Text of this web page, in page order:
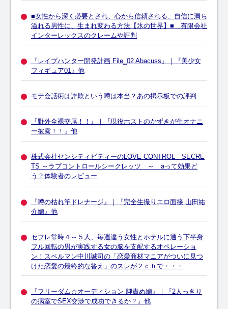
■女性から深く必要とされ、心から信頼される、自信に満ち
溢れる男性に、生まれ変わる方法【氷の世界】■ 有限会社
インターレックスのクレームや評判
『レイプハンター開発計画 File_02 Abacuss』｜『美少女
フィギュア01』他
モテ会話術は詐欺という噂は本当？あの掲示板での評判
『野外全裸交尾！！』｜『現役ホストのかずきが生オナニ
ー披露！！』他
株式会社センシティビティーのLOVE CONTROL SECRE
TS ～ラブコントロールシークレッツ ～ aって効果ど
う？体験者のレビュー
『噂の枯れ竿ドレナージ』｜『完全生撮りエロ面接 山田祐
介編』他
セフレ常時４～５人、毎週違う女性とホテルに通う下半身
フル回転の男が実践する女の脳を支配するオペレーショ
ン！スペルマン中川誠司の「恋愛商材マニアがついに見つ
けた恋愛の最終的な答え」のスレが２ｃｈで・・・
『フリーダム☆オーディション 脚責め編』｜『2人っきり
の病室でSEX交渉で成功できるか？』他